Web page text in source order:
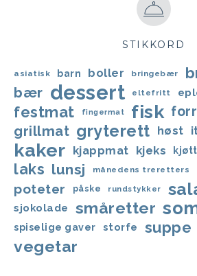
STIKKORD
asiatisk barn boller bringebær
bær dessert eltefritt
festmat fingermat fisk
grillmat gryterett høst
kaker kjappmat kjeks
laks lunsj månedens treretters
poteter påske rundstykker
sjokolade småretter
spiselige gaver storfe suppe
vegetar